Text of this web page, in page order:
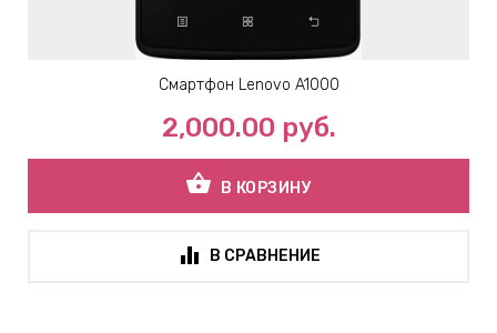
Смартфон Lenovo A1000
2,000.00 руб.
shopping_basket В КОРЗИНУ
В СРАВНЕНИЕ